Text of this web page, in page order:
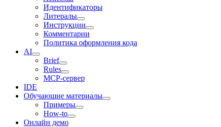
Идентификаторы
Литералы
Инструкции
Комментарии
Политика оформления кода
AI
Brief
Rules
MCP-сервер
IDE
Обучающие материалы
Примеры
How-to
Онлайн демо